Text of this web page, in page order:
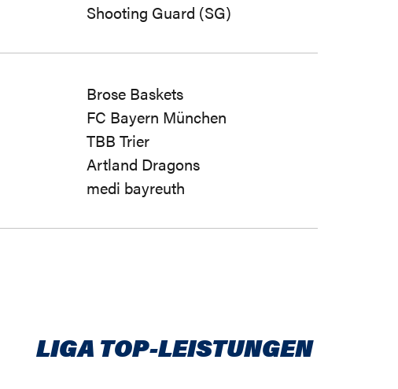
Shooting Guard (SG)
Brose Baskets
FC Bayern München
TBB Trier
Artland Dragons
medi bayreuth
LIGA TOP-LEISTUNGEN